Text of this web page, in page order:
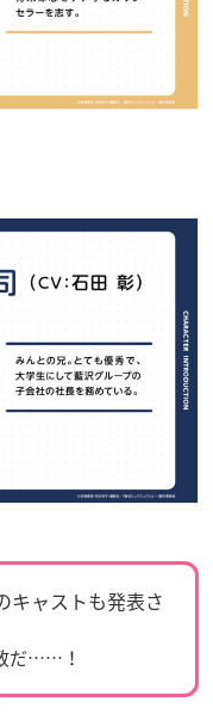
キャストも発表さ
だ……！